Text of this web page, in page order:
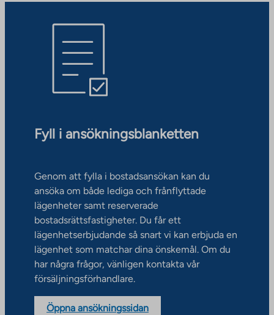
Fyll i ansökningsblanketten
Genom att fylla i bostadsansökan kan du
ansöka om både lediga och frånflyttade
lägenheter samt reserverade
bostadsrättsfastigheter. Du får ett
lägenhetserbjudande så snart vi kan erbjuda en
lägenhet som matchar dina önskemål. Om du
har några frågor, vänligen kontakta vår
försäljningsförhandlare.
Öppna ansökningssidan